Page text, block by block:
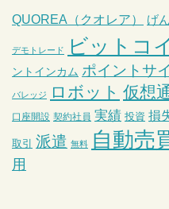
QUOREA（クオレア） げ
デモトレード ビットコ
ントインカム ポイントサ
バレッジ ロボット 仮想
口座開設 契約社員 実績 投資 損
取引 派遣 無料 自動売
用